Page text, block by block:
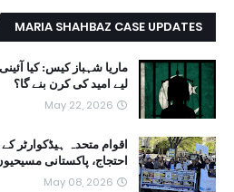
MARIA SHAHBAZ CASE UPDATES
ماریا شہباز کیس: کیا
لیے امید کی کرن بنے گا؟
May 22, 2026
احتجاج، پاکستانی
May 08, 2026